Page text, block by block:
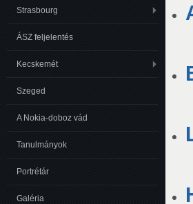
Strasbourg
ÁSZ feljelentés
Kecskemét
Szeged
A Nokia-doboz vád
Tanulmányok
Portrétár
Galéria